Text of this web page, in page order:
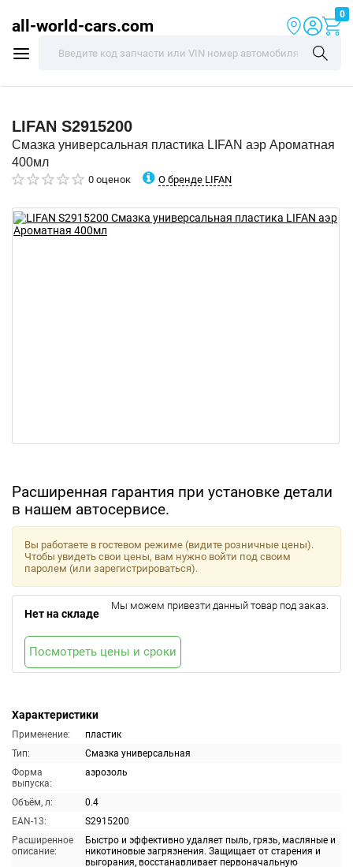
all-world-cars.com
0
LIFAN S2915200
Смазка универсальная пластика LIFAN аэр Ароматная
400мл
0 оценок О бренде LIFAN
Расширенная гарантия при установке детали
в нашем автосервисе.
Характеристики
Применение:
пластик
Тип:
Смазка универсальная
Форма
выпуска:
аэрозоль
Объём, л:
0.4
EAN-13:
S2915200
Расширенное
описание:
Быстро и эффективно удаляет пыль, грязь, масляные и
никотиновые загрязнения. Защищает от старения и
выгорания, восстанавливает первоначальную
Вы работаете в гостевом режиме (видите розничные цены).
Чтобы увидеть свои цены, вам нужно войти под своим
паролем (или зарегистрироваться).
Нет на складе
Мы можем привезти данный товар под заказ.
Посмотреть цены и сроки